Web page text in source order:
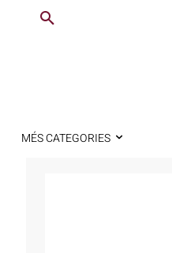
MÉS CATEGORIES